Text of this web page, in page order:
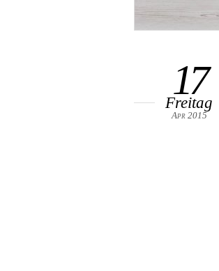
17
Freitag
Apr 2015